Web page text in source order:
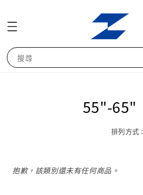
搜尋
55"-65"
排列方式 :
抱歉，該類別還未有任何商品。